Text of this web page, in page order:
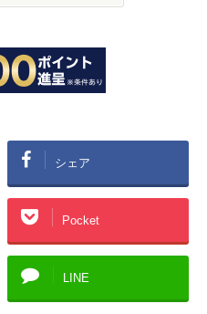
シェア
Pocket
LINE